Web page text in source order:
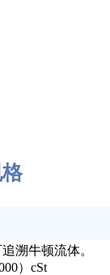
溯牛顿流体。
）cSt